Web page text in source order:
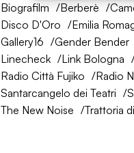
Biografilm
Berberè
Disco D'Oro
Emilia
Gallery16
Gender Bender
Linecheck
Link Bologna
Radio Città Fujiko
Radio
Santarcangelo dei Teatri
The New Noise
Trattoria